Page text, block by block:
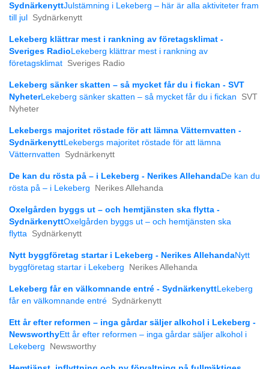
SydnärkenyttJulstämning i Lekeberg – här är alla aktiviteter fram
till jul
Sydnärkenytt
Lekeberg klättrar mest i rankning av företagsklimat -
Sveriges Radio Lekeberg klättrar mest i rankning av
företagsklimat Sveriges Radio
Lekeberg sänker skatten – så mycket får du i fickan - SVT
NyheterLekeberg sänker skatten – så mycket får du i fickan
SVT
Nyheter
Lekebergs majoritet röstade för att lämna Vätternvatten -
SydnärkenyttLekebergs majoritet röstade för att lämna
Vätternvatten
Sydnärkenytt
De kan du rösta på – i Lekeberg - Nerikes AllehandaDe kan du
rösta på – i Lekeberg
Nerikes Allehanda
Oxelgården byggs ut – och hemtjänsten ska flytta -
SydnärkenyttOxelgården byggs ut – och hemtjänsten ska
flytta Sydnärkenytt
Nytt byggföretag startar i Lekeberg - Nerikes AllehandaNytt
byggföretag startar i Lekeberg
Nerikes Allehanda
Lekeberg får en välkomnande entré - SydnärkenyttLekeberg
får en välkomnande entré Sydnärkenytt
Ett år efter reformen – inga gårdar säljer alkohol i Lekeberg -
NewsworthyEtt år efter reformen – inga gårdar säljer alkohol i
Lekeberg
Newsworthy